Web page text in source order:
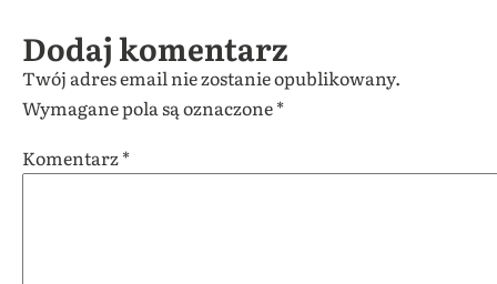
Dodaj komentarz
Twój adres email nie zostanie opublikowany.
Wymagane pola są oznaczone*
Komentarz*